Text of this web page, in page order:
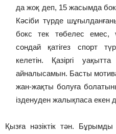
да жоқ деп, 15 жасымда
Кәсіби түрде
бокс тек төбелес
сондай қатігез спорт
келетін. Қазіргі
айналысамын. Басты
жан-жақты болуға
ізденуден жалықпаса екен
Қызға нәзіктік тән.